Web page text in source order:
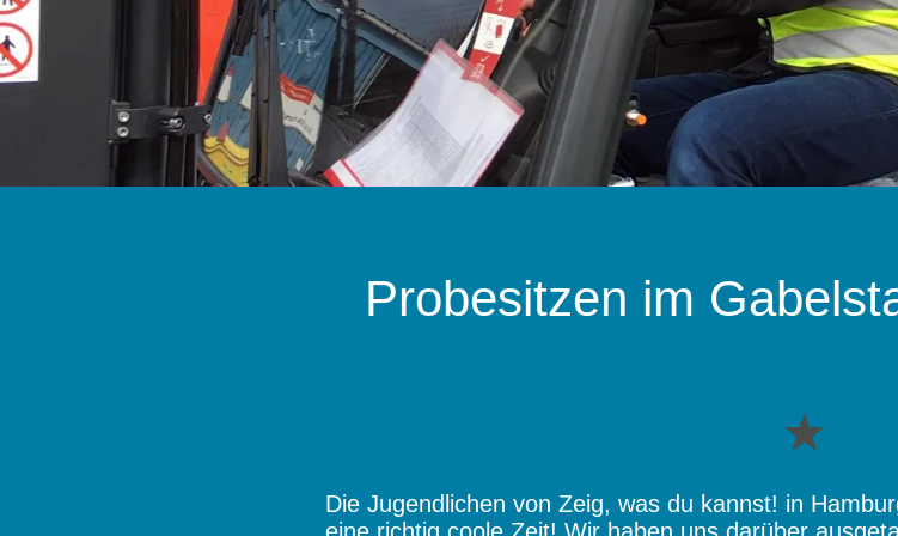
Probesitzen im
Die Jugendlichen von Zeig, was du kannst! in